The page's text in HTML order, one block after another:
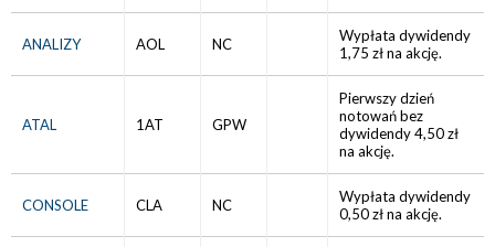
ANALIZY AOL NC
Wypłata dywidendy
1,75 zł na akcję.
ATAL 1AT GPW
Pierwszy dzień
notowań bez
dywidendy 4,50 zł
na akcję.
CONSOLE CLA NC
Wypłata dywidendy
0,50 zł na akcję.